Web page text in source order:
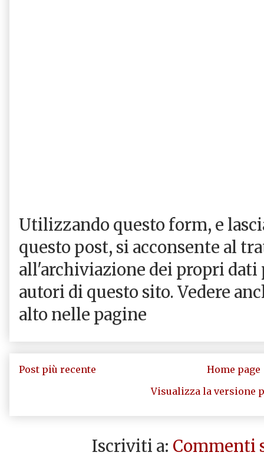
Utilizzando questo form, e
questo post, si acconsente al
all'archiviazione dei propri dati
autori di questo sito. Vedere
alto nelle pagine
Post più recente
Home page
Visualizza la versione
Iscriviti a: Commenti